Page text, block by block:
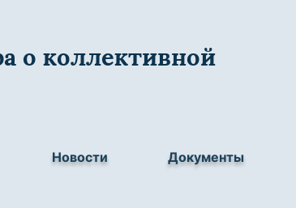
о коллективной
Новости Документы